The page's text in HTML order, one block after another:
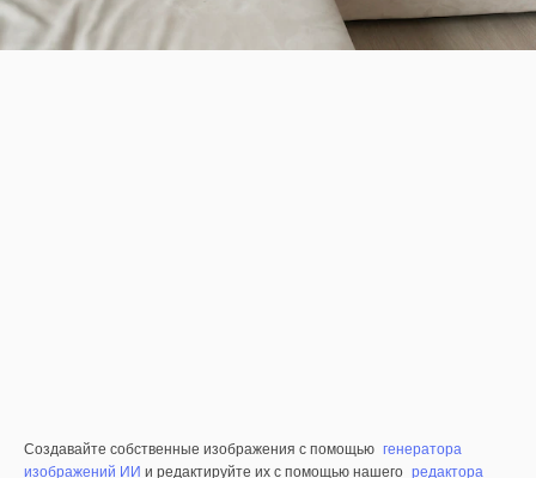
Создавайте собственные изображения с помощью генератора
изображений ИИ и редактируйте их с помощью нашего редактора